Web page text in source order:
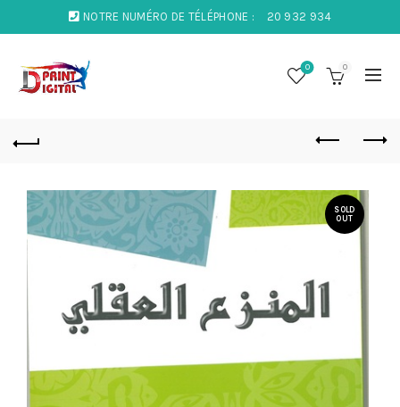
NOTRE NUMÉRO DE TÉLÉPHONE : 20 932 934
0 0
SOLD
OUT